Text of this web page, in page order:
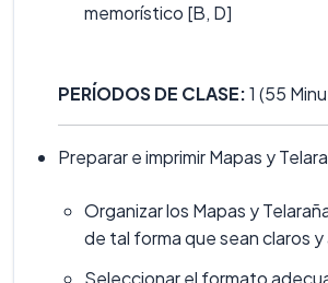
memorístico [B, D]
PERÍODOS DE CLASE:1 (55
Preparar e imprimir Mapas y
Organizar los Mapas y
de tal forma que sean claros
Seleccionar el formato